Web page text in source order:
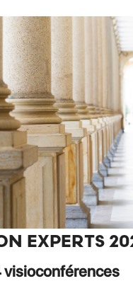
EXPERTS
visioconférences